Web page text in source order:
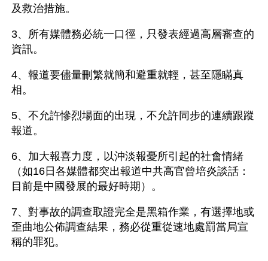
及救治措施。
3、所有媒體務必統一口徑，只發表經過高層審查的
資訊。
4、報道要儘量刪繁就簡和避重就輕，甚至隱瞞真
相。
5、不允許慘烈場面的出現，不允許同步的連續跟蹤
報道。
6、加大報喜力度，以沖淡報憂所引起的社會情緒
（如16日各媒體都突出報道中共高官曾培炎談話：
目前是中國發展的最好時期）。
7、對事故的調查取證完全是黑箱作業，有選擇地或
歪曲地公佈調查結果，務必從重從速地處罰當局宣
稱的罪犯。